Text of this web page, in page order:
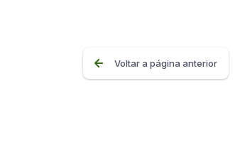
Voltar a página anterior